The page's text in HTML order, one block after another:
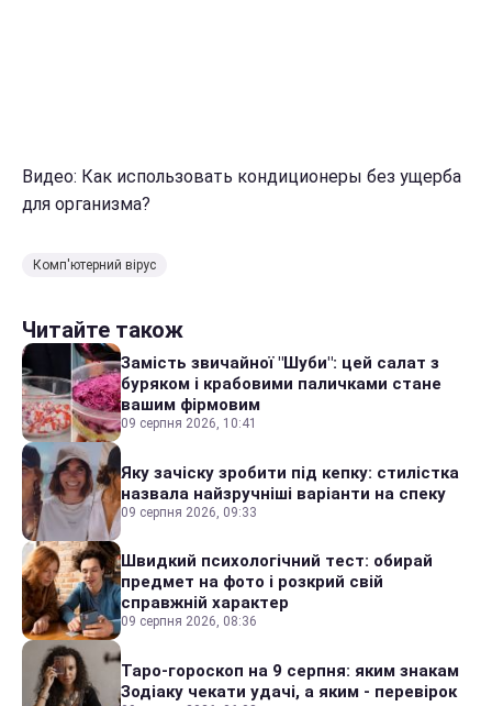
Видео: Как использовать кондиционеры без ущерба
для организма?
Комп'ютерний вірус
Читайте також
Замість звичайної "Шуби": цей салат з
буряком і крабовими паличками стане
вашим фірмовим
09 серпня 2026, 10:41
Яку зачіску зробити під кепку: стилістка
назвала найзручніші варіанти на спеку
09 серпня 2026, 09:33
Швидкий психологічний тест: обирай
предмет на фото і розкрий свій
справжній характер
09 серпня 2026, 08:36
Таро-гороскоп на 9 серпня: яким знакам
Зодіаку чекати удачі, а яким - перевірок